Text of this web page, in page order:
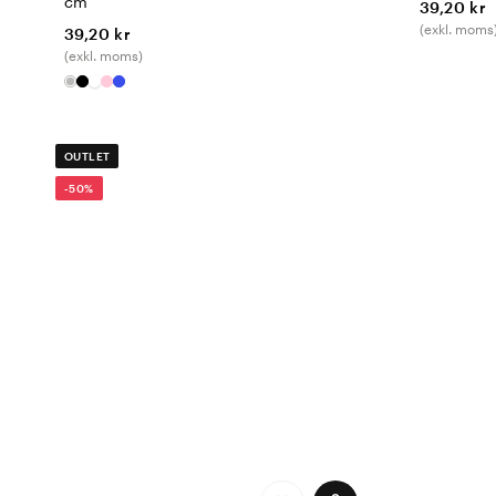
39,20 kr
(exkl. moms)
39,20 kr
(exkl.
OUTLET
-50%